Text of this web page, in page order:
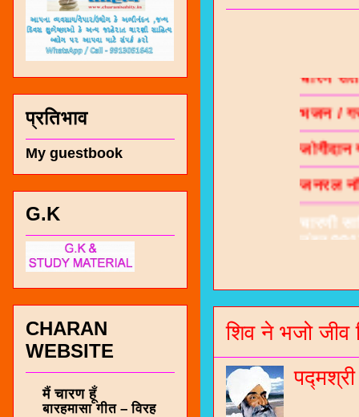
भजन /
जनरल
चारणी
नंबर
शिव ने भजो जीव
प्रतिभाव
My guestbook
G.K
CHARAN
WEBSITE
मैं चारण हूँ
बारहमासा गीत – विरह